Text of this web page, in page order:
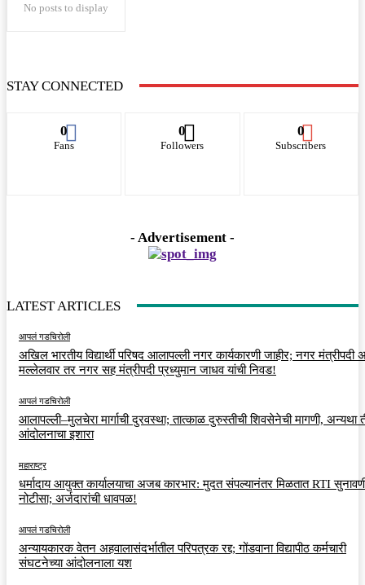
No posts to display
STAY CONNECTED
0
Fans
0
Followers
0
Subscribers
- Advertisement -
LATEST ARTICLES
आपलं गडचिरोली
अखिल भारतीय विद्यार्थी परिषद आलापल्ली नगर कार्यकारणी जाहीर; नगर मंत्रीपदी
मल्लेलवार तर नगर सह मंत्रीपदी प्रध्युमान जाधव यांची निवड!
आपलं गडचिरोली
आलापल्ली–मुलचेरा मार्गाची दुरवस्था; तात्काळ दुरुस्तीची शिवसेनेची मागणी, अन्यथा
आंदोलनाचा इशारा
महाराष्ट्र
धर्मादाय आयुक्त कार्यालयाचा अजब कारभार: मुदत संपल्यानंतर मिळतात RTI
नोटीसा; अर्जदारांची धावपळ!
आपलं गडचिरोली
अन्यायकारक वेतन अहवालासंदर्भातील परिपत्रक रद्द; गोंडवाना विद्यापीठ कर्मचारी
संघटनेच्या आंदोलनाला यश